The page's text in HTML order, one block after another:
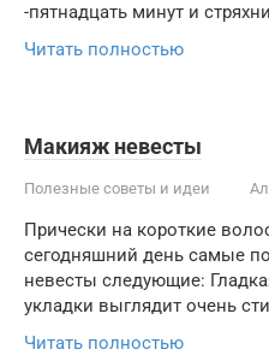
-пятнадцать минут и
Читать полностью
Макияж невесты
Полезные советы и идеи
Прически на короткие
сегодняшний день самые
невесты следующие:
укладки выглядит очень
Читать полностью